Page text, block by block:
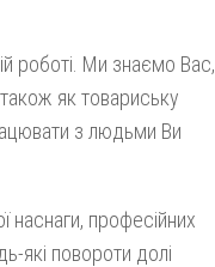
роботі. Ми знаємо Вас,
як товариську
з людьми Ви
професійних
які повороти долі